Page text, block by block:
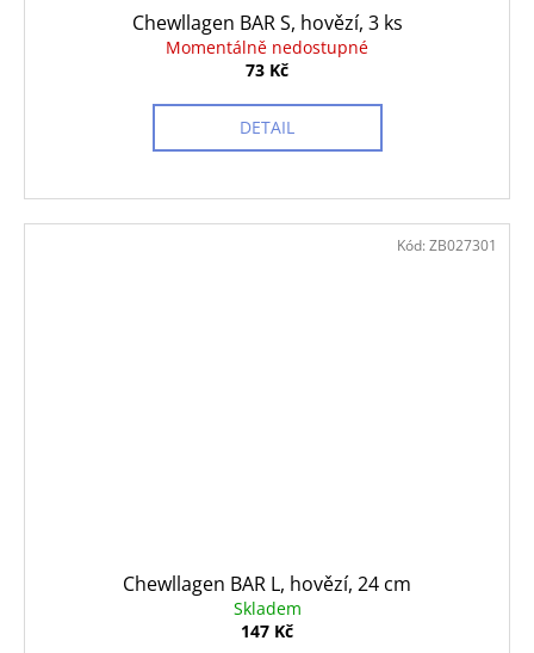
Chewllagen BAR S, hovězí, 3 ks
Momentálně nedostupné
73 Kč
DETAIL
Chewllagen BAR L, hovězí, 24 cm
Skladem
147 Kč
Kód: ZB027301